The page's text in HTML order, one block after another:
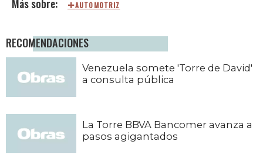
AUTOMOTRIZ
RECOMENDACIONES
Venezuela somete 'Torre de David'
a consulta pública
La Torre BBVA Bancomer avanza a
pasos agigantados